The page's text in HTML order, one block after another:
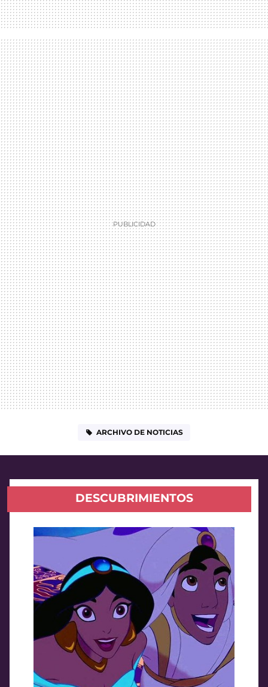
ARCHIVO DE NOTICIAS
DESCUBRIMIENTOS